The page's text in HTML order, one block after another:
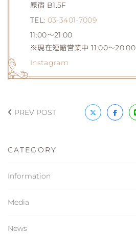
原宿 B1.5F
TEL: 03-3401-7009
11:00～21:00
※現在短縮営業中 11:00〜20:00
Instagram
PREV POST
CATEGORY
Information
Media
News